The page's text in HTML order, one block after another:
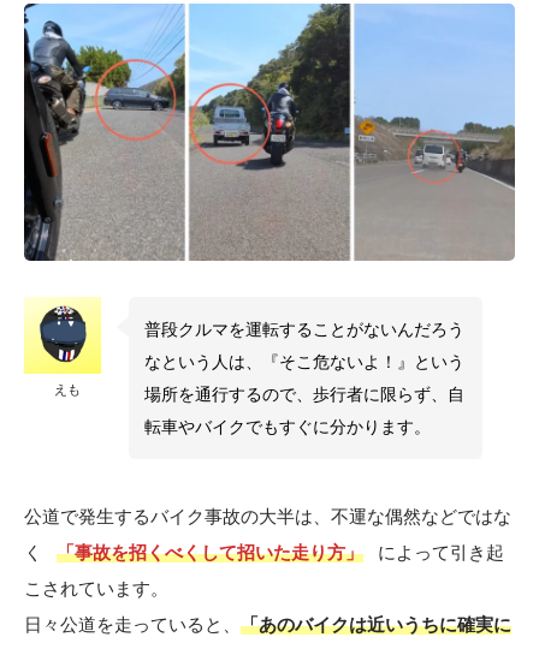
えも
普段クルマを運転することがないんだろう
なという人は、『そこ危ないよ！』という
場所を通行するので、歩行者に限らず、自
転車やバイクでもすぐに分かります。
公道で発生するバイク事故の大半は、不運な偶然などではな
く
「事故を招くべくして招いた走り方」
によって引き起
こされています。
日々公道を走っていると、 「あのバイクは近いうちに確実に